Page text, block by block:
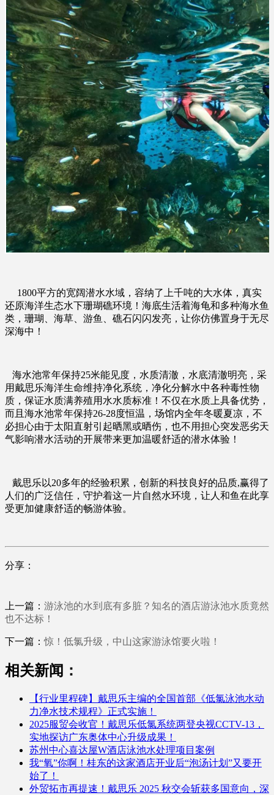
1800平方的宽阔潜水水域，容纳了上千吨的大水体，真实
还原海洋生态水下珊瑚礁环境！ 海底生活着海龟和多种海水鱼
类，珊瑚、海草、游鱼、礁石闪闪发亮，让你仿佛置身于无尽
深海中！
海水池常年保持25米能见度，水质清澈，水底清澈明亮，采
用戴思乐海洋生命维持净化系统，净化分解水中各种毒性物
质，保证水质满养殖用水水质标准！ 不仅在水质上具备优势，
而且海水池常年保持26-28度恒温，场馆内全年冬暖夏凉，不
必担心由于太阳直射引起晒黑或晒伤，也不用担心突发恶劣天
气影响潜水活动的开展带来更加温暖舒适的潜水体验！
戴思乐以20多年的经验积累 ， 创新的科技良好的品质,赢得了
人们的广泛信任 ， 守护着这一片自然水环境 ， 让人和鱼在此享
受更加健康舒适的畅游体验。
分享：
上一篇： 游泳池的水到底有多脏？知名的酒店游泳池水质竟然
也不达标！
下一篇：惊！低氯升级，中山这家游泳馆要火啦！
相关新闻：
【行业里程碑】戴思乐主编的全国首部《低氯泳池水动
力净水技术规程》正式实施！
2025服贸会收官！戴思乐低氯系统两登央视CCTV-13，
实地探访广东奥体中心升级成果！
苏州中心喜达屋W酒店泳池水处理项目案例
我“氧”你啊！桂东的这家酒店开业后“泡汤计划”又要开
始了！
外贸拓市再提速！戴思乐 2025 秋交会斩获多国意向，深